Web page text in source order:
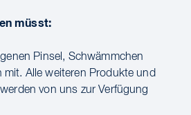
müsst:
Pinsel, Schwämmchen
mit. Alle weiteren Produkte und
von uns zur Verfügung